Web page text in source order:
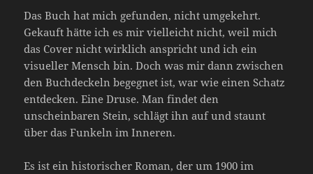
Das Buch hat mich gefunden, nicht umgekehrt.
Gekauft hätte ich es mir vielleicht nicht, weil mich
das Cover nicht wirklich anspricht und ich ein
visueller Mensch bin. Doch was mir dann zwischen
den Buchdeckeln begegnet ist, war wie einen Schatz
entdecken. Eine Druse. Man findet den
unscheinbaren Stein, schlägt ihn auf und staunt
über das Funkeln im Inneren.
Es ist ein historischer Roman, der um 1900 im